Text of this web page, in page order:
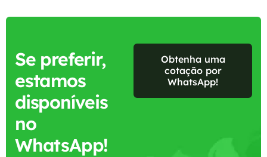
Se preferir,
estamos
disponíveis
no
WhatsApp!
Obtenha uma
cotação por
WhatsApp!